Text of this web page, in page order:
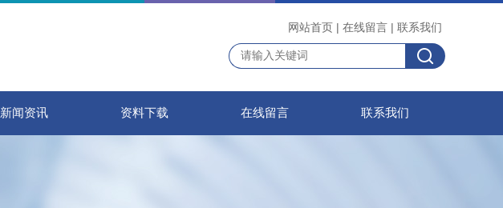
网站首页 | 在线留言 | 联系我们
新闻资讯 资料下载 在线留言 联系我们